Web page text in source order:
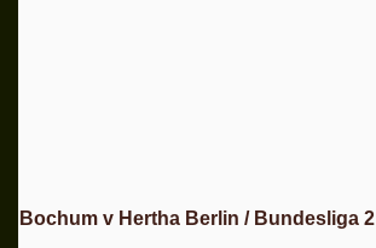
Bochum v Hertha Berlin / Bundesliga 2